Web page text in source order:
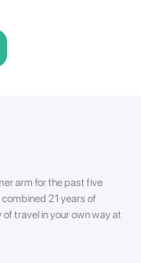
arm for the past five
21 years of
travel in your own way at